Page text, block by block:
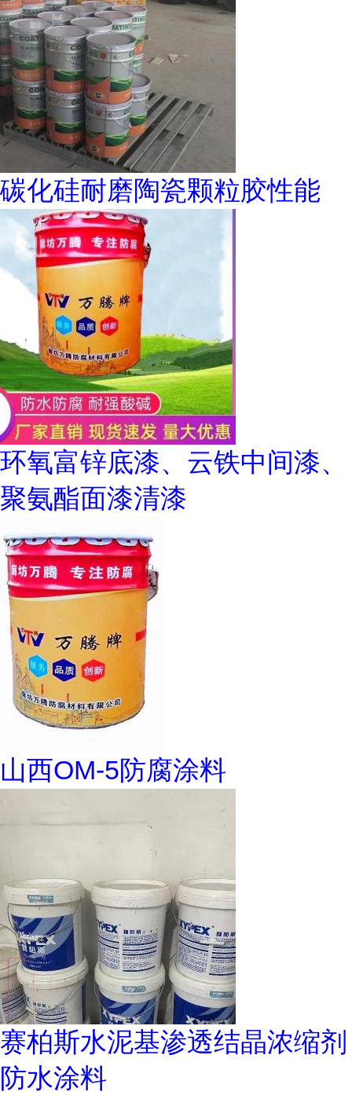
碳化硅耐磨陶瓷颗粒胶性能
环氧富锌底漆、云铁中间漆、
聚氨酯面漆清漆
山西OM-5防腐涂料
赛柏斯水泥基渗透结晶浓缩剂
防水涂料